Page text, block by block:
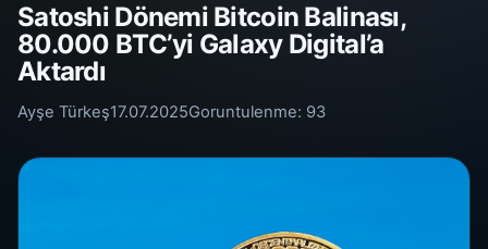
Satoshi Dönemi Bitcoin Balinası,
80.000 BTC’yi Galaxy Digital’a
Aktardı
Ayşe Türkeş17.07.2025Goruntulenme: 93